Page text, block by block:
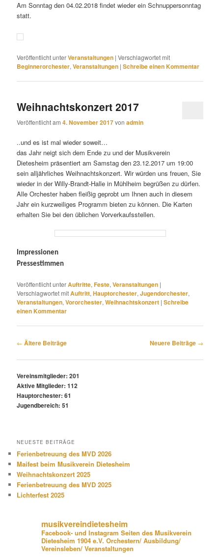
Am Sonntag den 04.02.2018 findet wieder ein Schnuppersonntag
statt.
Veröffentlicht unterVeranstaltungen |Verschlagwortet mit
Beginnerorchester,Veranstaltungen |Schreibe einen Kommentar
Weihnachtskonzert 2017
Veröffentlicht am4. November 2017vonadmin
..und es ist mal wieder soweit…
das Jahr neigt sich dem Ende zu und der Musikverein
Dietesheim präsentiert am Samstag den 23.12.2017 um 19:00
sein alljährliches Weihnachtskonzert. Wir würden uns freuen, Sie
wieder in der Willy-Brandt-Halle in Mühlheim begrüßen zu dürfen.
Alle Orchester haben fleißig geprobt um Ihnen auch in diesem
Jahr ein kurzweiliges Programm bieten zu können. Die Karten
erhalten Sie bei den üblichen Vorverkaufsstellen.
Impressionen
Pressestimmen
Veröffentlicht unterAuftritte,Feste,Veranstaltungen |
Verschlagwortet mitAuftritt,Hauptorchester,Jugendorchester,
Veranstaltungen,Vororchester,Weihnachtskonzert |Schreibe
einen Kommentar
Beitragsnavigation
← Ältere Beiträge Neuere Beiträge →
Vereinsmitglieder: 201
Aktive Mitglieder: 112
Hauptorchester: 61
Jugendbereich: 51
NEUESTE BEITRÄGE
Ferienbetreuung des MVD 2026
Maifest beim Musikverein Dietesheim
Weihnachtskonzert 2025
Ferienbetreuung des MVD 2025
Lichterfest 2025
musikvereindietesheim
Facebook- und Instagram Seiten des Musikverein
Dietesheim 1904 e.V. Orchestern/ Ausbildung/
Vereinsleben/ Veranstaltungen